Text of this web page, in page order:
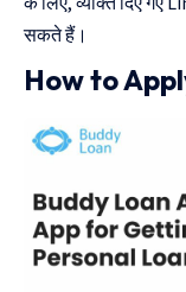
सकते हैं।
How to